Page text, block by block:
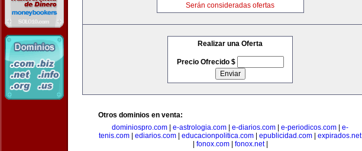
Serán consideradas ofertas
Realizar una Oferta
Precio Ofrecido $
Otros dominios en venta:
dominiospro.com
e-astrologia.com e-diarios.com e-periodicos.com
e-
tenis.com
ediarios.com educacionpolitica.com epublicidad.com
expirados.net
fonox.com| fonox.net|